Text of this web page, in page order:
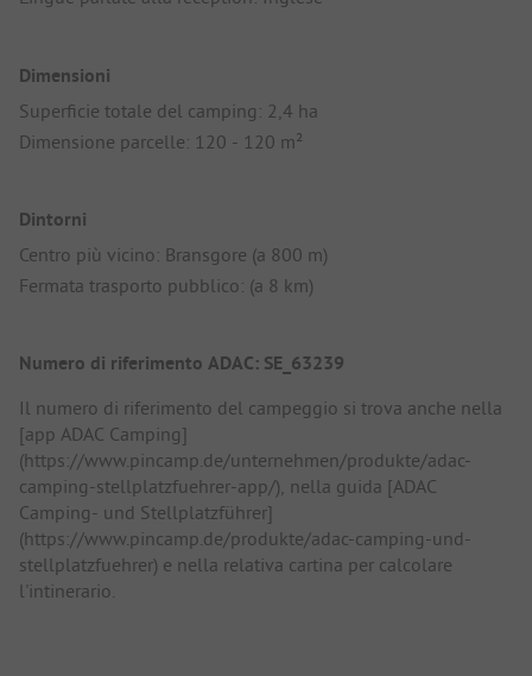
Dimensioni
Superficie totale del camping: 2,4 ha
Dimensione parcelle: 120 - 120 m²
Dintorni
Centro più vicino: Bransgore (a 800 m)
Fermata trasporto pubblico: (a 8 km)
Numero di riferimento ADAC: SE_63239
Il numero di riferimento del campeggio si trova anche nella
[app ADAC Camping]
(https://www.pincamp.de/unternehmen/produkte/adac-
camping-stellplatzfuehrer-app/), nella guida [ADAC
Camping- und Stellplatzführer]
(https://www.pincamp.de/produkte/adac-camping-und-
stellplatzfuehrer) e nella relativa cartina per calcolare
l'intinerario.